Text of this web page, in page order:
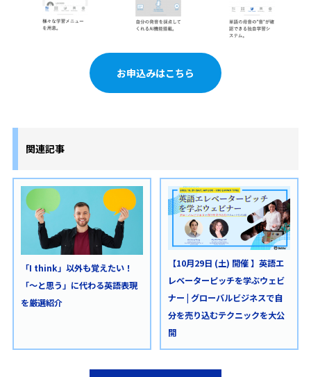
お申込みはこちら
関連記事
「I think」以外も覚えたい！
「～と思う」に代わる英語表現
を厳選紹介
【10月29日 (土) 開催 】英語エ
レベーターピッチを学ぶウェビ
ナー | グローバルビジネスで自
分を売り込むテクニックを大公
開